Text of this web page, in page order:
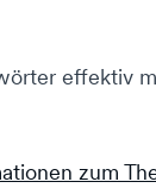
effektiv
zum